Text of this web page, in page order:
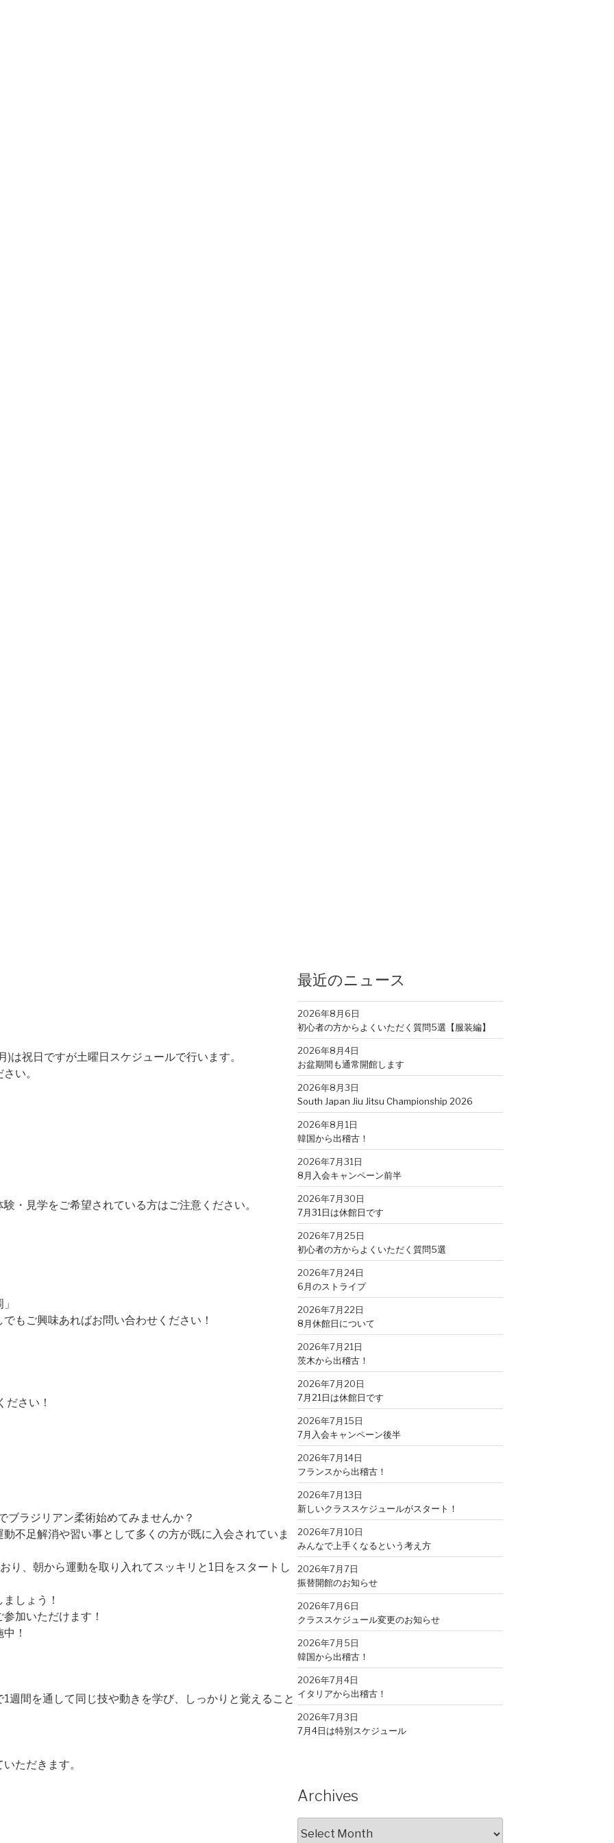
祝日ですが土曜日スケジュールで行います。
い。
・見学をご希望されている方はご注意ください。
もご興味あればお問い合わせください！
さい！
ラジリアン柔術始めてみませんか？
不足解消や習い事として多くの方が既に入会されていま
り、朝から運動を取り入れてスッキリと1日をスタートし
しょう！
加いただけます！
！
週間を通して同じ技や動きを学び、しっかりと覚えること
ただきます。
最近のニュース
2026年8月6日
初心者の方からよくいただく質問5選【服装編】
2026年8月4日
お盆期間も通常開館します
2026年8月3日
South Japan Jiu Jitsu Championship 2026
2026年8月1日
韓国から出稽古！
2026年7月31日
8月入会キャンペーン前半
2026年7月30日
7月31日は休館日です
2026年7月25日
初心者の方からよくいただく質問5選
2026年7月24日
6月のストライプ
2026年7月22日
8月休館日について
2026年7月21日
茨木から出稽古！
2026年7月20日
7月21日は休館日です
2026年7月15日
7月入会キャンペーン後半
2026年7月14日
フランスから出稽古！
2026年7月13日
新しいクラススケジュールがスタート！
2026年7月10日
みんなで上手くなるという考え方
2026年7月7日
振替開館のお知らせ
2026年7月6日
クラススケジュール変更のお知らせ
2026年7月5日
韓国から出稽古！
2026年7月4日
イタリアから出稽古！
2026年7月3日
7月4日は特別スケジュール
2026年7月1日
7月入会キャンペーン
2026年6月30日
Archives